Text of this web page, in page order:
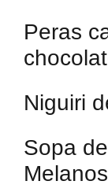
Peras
Niguiri
Sopa